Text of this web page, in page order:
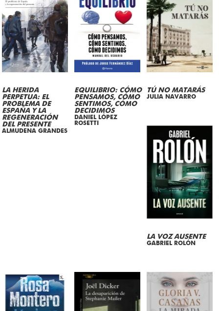
LA HERIDA
PERPETUA: EL
PROBLEMA DE
ESPAÑA Y LA
REGENERACIÓN
DEL PRESENTE
ALMUDENA GRANDES
EQUILIBRIO: CÓMO
PENSAMOS, CÓMO
SENTIMOS, CÓMO
DECIDIMOS
DANIEL LÓPEZ
ROSETTI
TÚ NO MATARÁS
JULIA NAVARRO
LA VOZ AUSENTE
GABRIEL ROLÓN